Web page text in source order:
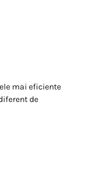
mai eficiente
de